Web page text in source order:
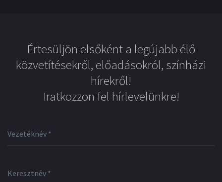
Értesüljön elsőként a legújabb élő
közvetítésekről, előadásokról, színházi
hírekről!
Iratkozzon fel hírlevelünkre!